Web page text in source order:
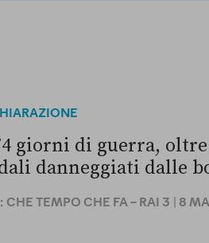
giorni di guerra,
danneggiati dalle
CHE TEMPO CHE FA – RAI 3 | 8